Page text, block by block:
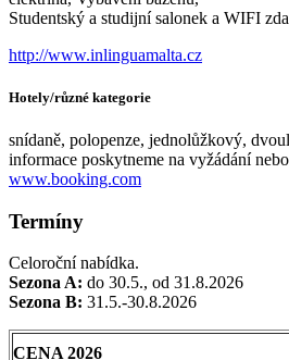
Studentský a studijní salonek a WIFI
http://www.inlinguamalta.cz
Hotely/různé kategorie
snídaně, polopenze, jednolůžkový,
informace poskytneme na vyžádání
www.booking.com
Termíny
Celoroční nabídka.
Sezona A: do 30.5., od 31.8.2026
Sezona B: 31.5.-30.8.2026
CENA 2026